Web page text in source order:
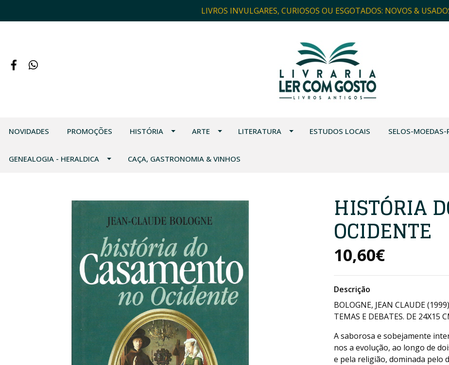
LIVROS INVULGARES, CURIOSOS OU ESGOTADOS: NOVOS &
NOVIDADES PROMOÇÕES HISTÓRIA ARTE LITERATURA ESTUDOS LOCAIS SELOS-MOEDAS-
GENEALOGIA - HERALDICA CAÇA, GASTRONOMIA & VINHOS
HISTÓRIA
OCIDENTE
10,60€
Descrição
BOLOGNE, JEAN CLAUDE (1999)
TEMAS E DEBATES. DE 24X15
A saborosa e sobejamente
nos a evolução, ao longo de
e pela religião, dominada pelo